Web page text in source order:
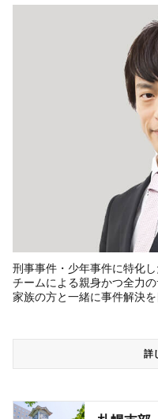
刑事事件・少年事件に特化
チームによる親身かつ全力
家族の方と一緒に事件解決
詳